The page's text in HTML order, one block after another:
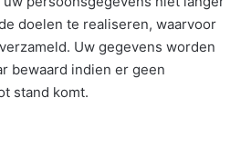
doelen te realiseren, waarvoor
Uw gegevens worden
bewaard indien er geen
stand komt.